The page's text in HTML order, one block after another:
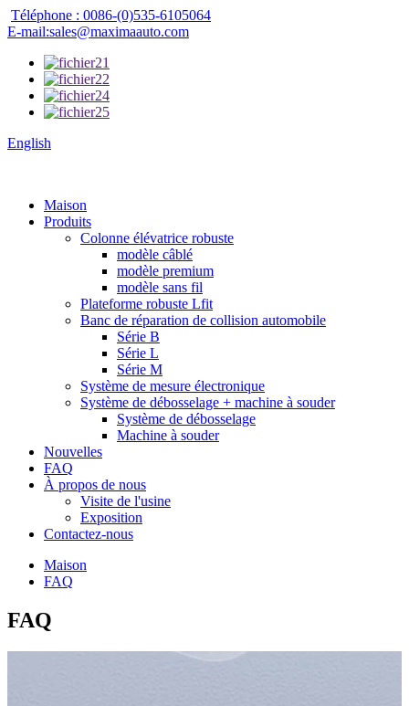
Téléphone : 0086-(0)535-6105064
E-mail:sales@maximaauto.com
English
Maison
Produits
Colonne élévatrice robuste
modèle câblé
modèle premium
modèle sans fil
Plateforme robuste Lfit
Banc de réparation de collision automobile
Série B
Série L
Série M
Système de mesure électronique
Système de débosselage + machine à souder
Système de débosselage
Machine à souder
Nouvelles
FAQ
À propos de nous
Visite de l'usine
Exposition
Contactez-nous
Maison
FAQ
FAQ